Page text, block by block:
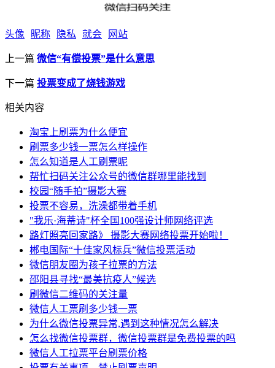
头像 昵称 隐私 就会 网站
上一篇 微信“有偿投票”是什么意思
下一篇 投票变成了烧钱游戏
相关内容
淘宝上刷票为什么便宜
刷票多少钱一票怎么样操作
怎么知道是人工刷票呢
帮忙扫码关注公众号的微信群哪里能找到
校园“随手拍”摄影大赛
投票不容易，洗澡都带着手机
"我乐·海蒂诗"杯全国100强设计师网络评选
路灯照亮回家路》 摄影大赛网络投票开始啦！
郴电国际“十佳家风标兵”微信投票活动
微信朋友圈为孩子拉票的方法
邵阳县寻找“最美抗疫人”候选
刷微信二维码的关注量
微信人工票刷多少钱一票
为什么微信投票异常,遇到这种情况怎么解决
怎么找微信投票群，微信投票群是免费投票的吗
微信人工拉票平台刷票价格